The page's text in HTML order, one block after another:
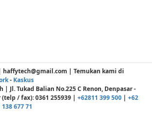
haffytech@gmail.com | Temukan kami di
- Kaskus
| Jl. Tukad Balian No.225 C Renon, Denpasar -
/ fax): 0361 255939 | +62811 399 500 | +62
677 71